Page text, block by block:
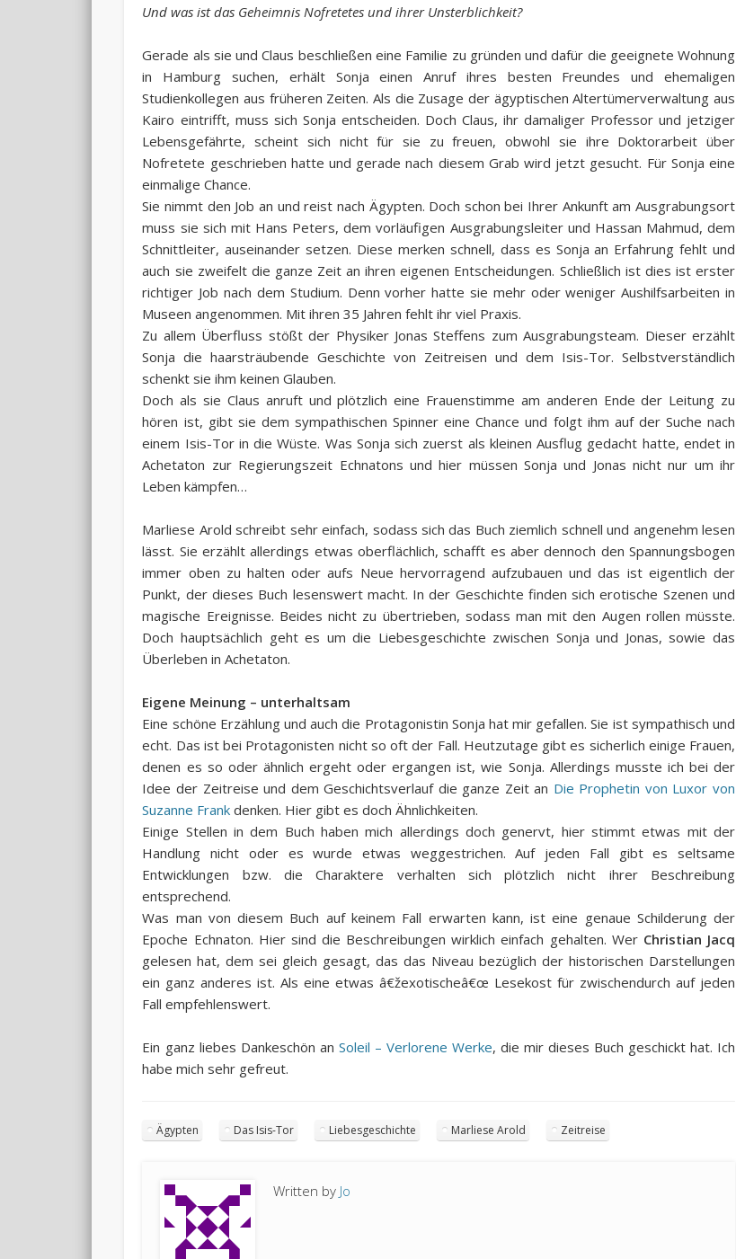
Und was ist das Geheimnis Nofretetes und ihrer Unsterblichkeit?
Gerade als sie und Claus beschließen eine Familie zu gründen und dafür die geeignete Wohnung
in Hamburg suchen, erhält Sonja einen Anruf ihres besten Freundes und ehemaligen
Studienkollegen aus früheren Zeiten. Als die Zusage der ägyptischen Altertümerverwaltung aus
Kairo eintrifft, muss sich Sonja entscheiden. Doch Claus, ihr damaliger Professor und jetziger
Lebensgefährte, scheint sich nicht für sie zu freuen, obwohl sie ihre Doktorarbeit über
Nofretete geschrieben hatte und gerade nach diesem Grab wird jetzt gesucht. Für Sonja eine
einmalige Chance.
Sie nimmt den Job an und reist nach Ägypten. Doch schon bei Ihrer Ankunft am Ausgrabungsort
muss sie sich mit Hans Peters, dem vorläufigen Ausgrabungsleiter und Hassan Mahmud, dem
Schnittleiter, auseinander setzen. Diese merken schnell, dass es Sonja an Erfahrung fehlt und
auch sie zweifelt die ganze Zeit an ihren eigenen Entscheidungen. Schließlich ist dies ist erster
richtiger Job nach dem Studium. Denn vorher hatte sie mehr oder weniger Aushilfsarbeiten in
Museen angenommen. Mit ihren 35 Jahren fehlt ihr viel Praxis.
Zu allem Überfluss stößt der Physiker Jonas Steffens zum Ausgrabungsteam. Dieser erzählt
Sonja die haarsträubende Geschichte von Zeitreisen und dem Isis-Tor. Selbstverständlich
schenkt sie ihm keinen Glauben.
Doch als sie Claus anruft und plötzlich eine Frauenstimme am anderen Ende der Leitung zu
hören ist, gibt sie dem sympathischen Spinner eine Chance und folgt ihm auf der Suche nach
einem Isis-Tor in die Wüste. Was Sonja sich zuerst als kleinen Ausflug gedacht hatte, endet in
Achetaton zur Regierungszeit Echnatons und hier müssen Sonja und Jonas nicht nur um ihr
Leben kämpfen…
Marliese Arold schreibt sehr einfach, sodass sich das Buch ziemlich schnell und angenehm lesen
lässt. Sie erzählt allerdings etwas oberflächlich, schafft es aber dennoch den Spannungsbogen
immer oben zu halten oder aufs Neue hervorragend aufzubauen und das ist eigentlich der
Punkt, der dieses Buch lesenswert macht. In der Geschichte finden sich erotische Szenen und
magische Ereignisse. Beides nicht zu übertrieben, sodass man mit den Augen rollen müsste.
Doch hauptsächlich geht es um die Liebesgeschichte zwischen Sonja und Jonas, sowie das
Überleben in Achetaton.
Eigene Meinung – unterhaltsam
Eine schöne Erzählung und auch die Protagonistin Sonja hat mir gefallen. Sie ist sympathisch und
echt. Das ist bei Protagonisten nicht so oft der Fall. Heutzutage gibt es sicherlich einige Frauen,
denen es so oder ähnlich ergeht oder ergangen ist, wie Sonja. Allerdings musste ich bei der
Idee der Zeitreise und dem Geschichtsverlauf die ganze Zeit an Die Prophetin von Luxor von
Suzanne Frank denken. Hier gibt es doch Ähnlichkeiten.
Einige Stellen in dem Buch haben mich allerdings doch genervt, hier stimmt etwas mit der
Handlung nicht oder es wurde etwas weggestrichen. Auf jeden Fall gibt es seltsame
Entwicklungen bzw. die Charaktere verhalten sich plötzlich nicht ihrer Beschreibung
entsprechend.
Was man von diesem Buch auf keinem Fall erwarten kann, ist eine genaue Schilderung der
Epoche Echnaton. Hier sind die Beschreibungen wirklich einfach gehalten. Wer Christian Jacq
gelesen hat, dem sei gleich gesagt, das das Niveau bezüglich der historischen Darstellungen
ein ganz anderes ist. Als eine etwas â€žexotischeâ€œ Lesekost für zwischendurch auf jeden
Fall empfehlenswert.
Ein ganz liebes Dankeschön an Soleil – Verlorene Werke, die mir dieses Buch geschickt hat. Ich
habe mich sehr gefreut.
Ägypten Das Isis-Tor Liebesgeschichte Marliese Arold Zeitreise
Written by Jo